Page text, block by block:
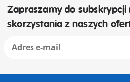
Zapraszamy do
skorzystania z naszych